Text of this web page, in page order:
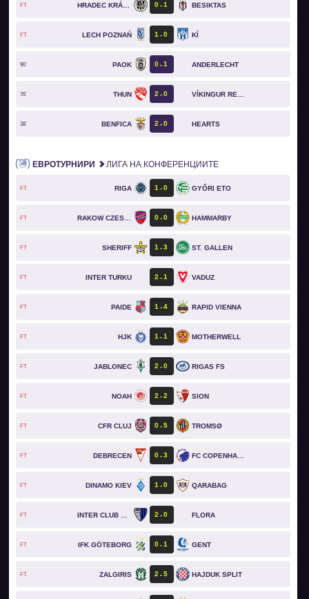
FT HRADEC KRÁLOVÉ 0 1 BESIKTAS
FT LECH POZNAŃ 1 0 KÍ
90` PAOK 0 1 ANDERLECHT
76` THUN 2 0
38` BENFICA 2 0 HEARTS
ЕВРОТУРНИРИ ЛИГА НА КОНФЕРЕНЦИИТЕ
FT RIGA 1 0 GYŐRI ETO
FT RAKOW CZESTOCHOWA 0 0 HAMMARBY
FT SHERIFF 1 3 ST. GALLEN
FT INTER TURKU 2 1 VADUZ
FT PAIDE 1 4 RAPID VIENNA
FT HJK 1 1 MOTHERWELL
FT JABLONEC 2 0 RIGAS FS
FT NOAH 2 2 SION
FT CFR CLUJ 0 5 TROMSØ
FT DEBRECEN 0 3 FC COPENHAGEN
FT DINAMO KIEV 1 0 QARABAG
FT 2 0 FLORA
FT IFK GÖTEBORG 0 1 GENT
FT ZALGIRIS 2 5 HAJDUK SPLIT